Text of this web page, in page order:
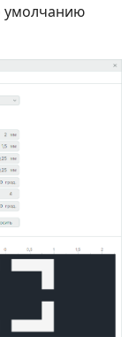
умолчанию